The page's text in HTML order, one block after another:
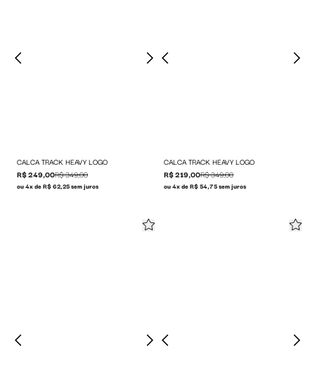
CALCA TRACK HEAVY LOGO
R$ 249,00R$ 349,00
ou 4x de R$ 62,25 sem juros
CALCA TRACK HEAVY LOGO
R$ 219,00R$ 349,00
ou 4x de R$ 54,75 sem juros